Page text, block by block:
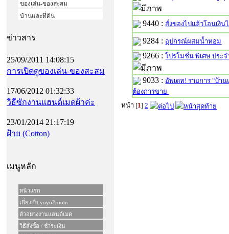
ของเล่น-ของสะสม
บ้านและที่ดิน
ข่าวสาร
25/09/2011 14:08:15
การเปิดดูของเล่น-ของสะสม
17/06/2012 01:32:33
วิธีซักงานแฮนด์เมดผ้าค่ะ
23/01/2014 21:17:19
ฝ้าย (Cotton)
เมนูหลัก
หน้าแรก
เกี่ยวกับ yoyo2room
ตัวอย่างงานแฮนด์เมด
วิธีสั่งซื้อ / ชำระเงิน
9440 :สั่งของไปแล้วโอนเงิน
9284 : อุปกรณ์ผสมน้ำหอม
9266 :โปรโมชั่น พิเศษ ประจ
9033 : อัพเดท! รายการ "บ้า
ต้องการขาย
หน้า [1] 2